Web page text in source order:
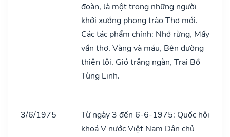
đoàn, là một trong những người
khởi xướng phong trào Thơ mới.
Các tác phẩm chính: Nhớ rừng, Mấy
vần thơ, Vàng và máu, Bên đường
thiên lôi, Gió trǎng ngàn, Trại Bồ
Tùng Linh.
3/6/1975
Từ ngày 3 đến 6-6-1975: Quốc hội
khoá V nước Việt Nam Dân chủ